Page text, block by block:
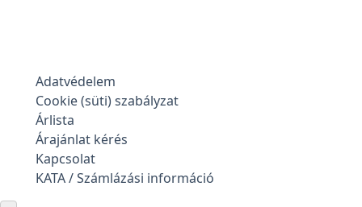
Adatvédelem
Cookie (süti) szabályzat
Árlista
Árajánlat kérés
Kapcsolat
KATA / Számlázási információ